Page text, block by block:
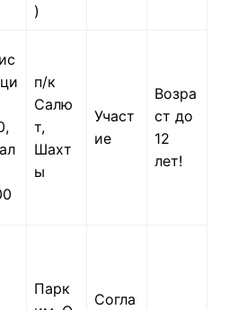
)
п/к
Салю
т,
Шахт
ы
Участ
ие
Возра
ст до
12
лет!
Парк
Согла